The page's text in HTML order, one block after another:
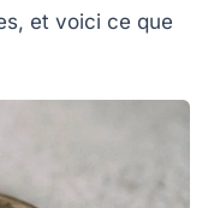
et voici ce que